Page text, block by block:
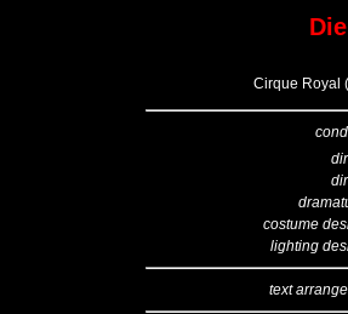
Cirque Royal
costume
lighting
text